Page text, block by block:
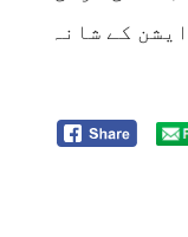
کے شانہ